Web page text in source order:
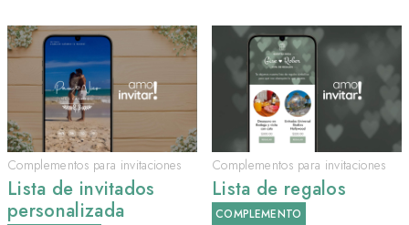
Complementos para invitaciones
Lista de invitados
personalizada
Complementos para invitaciones
Lista de regalos
COMPLEMENTO